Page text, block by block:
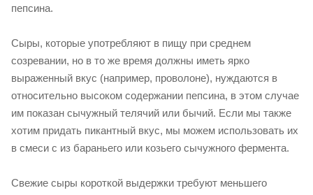
пепсина.
Сыры, которые употребляют в пищу при среднем
созревании, но в то же время должны иметь ярко
выраженный вкус (например, проволоне), нуждаются в
относительно высоком содержании пепсина, в этом случае
им показан сычужный телячий или бычий. Если мы также
хотим придать пикантный вкус, мы можем использовать их
в смеси с из бараньего или козьего сычужного фермента.
Свежие сыры короткой выдержки требуют меньшего